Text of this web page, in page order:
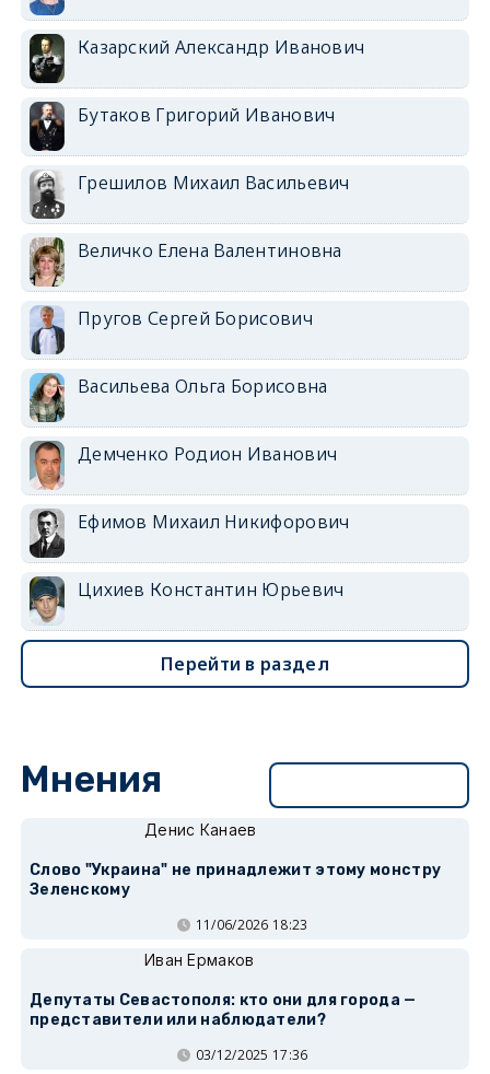
Казарский Александр Иванович
Бутаков Григорий Иванович
Грешилов Михаил Васильевич
Величко Елена Валентиновна
Пругов Сергей Борисович
Васильева Ольга Борисовна
Демченко Родион Иванович
Ефимов Михаил Никифорович
Цихиев Константин Юрьевич
Перейти в раздел
Мнения
Денис Канаев
Слово "Украина" не принадлежит этому монстру
Зеленскому
11/06/2026 18:23
Иван Ермаков
Депутаты Севастополя: кто они для города —
представители или наблюдатели?
03/12/2025 17:36